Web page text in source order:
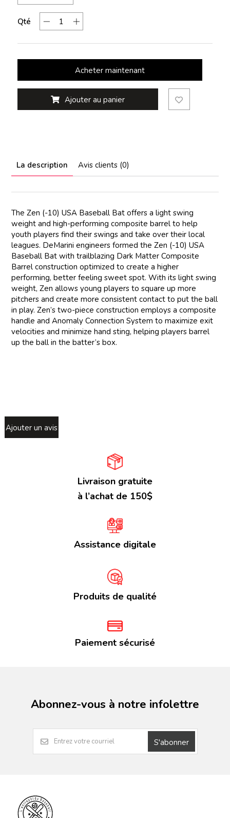
Qté
Acheter maintenant
Ajouter au panier
La description Avis clients (0)
The Zen (-10) USA Baseball Bat offers a light swing
weight and high-performing composite barrel to help
youth players find their swings and take over their local
leagues. DeMarini engineers formed the Zen (-10) USA
Baseball Bat with trailblazing Dark Matter Composite
Barrel construction optimized to create a higher
performing, better feeling sweet spot. With its light swing
weight, Zen allows young players to square up more
pitchers and create more consistent contact to put the ball
in play. Zen’s two-piece construction employs a composite
handle and Anomaly Connection System to maximize exit
velocities and minimize hand sting, helping players barrel
up the ball in the batter’s box.
Ajouter un avis
Livraison gratuite
à l’achat de 150$
Assistance digitale
Produits de qualité
Paiement sécurisé
Abonnez-vous à notre infolettre
S'abonner